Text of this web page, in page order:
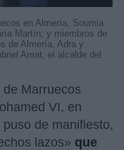
en Almería, Soumia
Martín; y miembros de
de Almería, Adra y
Amat, el alcalde del
Marruecos
VI, en
de manifiesto,
lazos» que